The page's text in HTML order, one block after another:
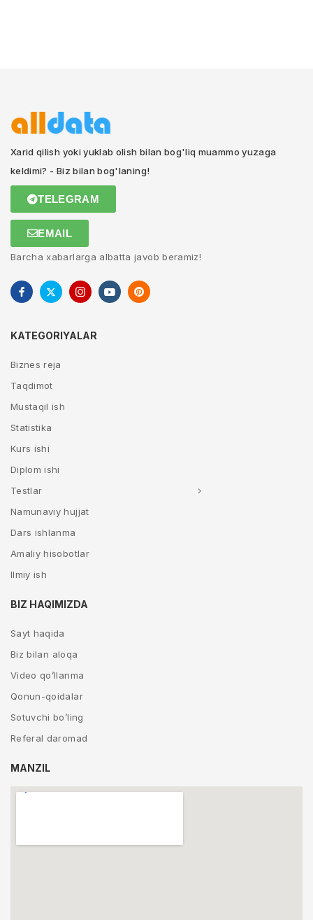
Xarid qilish yoki yuklab olish bilan bog'liq muammo yuzaga
keldimi? - Biz bilan bog'laning!
TELEGRAM
EMAIL
Barcha xabarlarga albatta javob beramiz!
KATEGORIYALAR
Biznes reja
Taqdimot
Mustaqil ish
Statistika
Kurs ishi
Diplom ishi
Testlar
Namunaviy hujjat
Dars ishlanma
Amaliy hisobotlar
Ilmiy ish
BIZ HAQIMIZDA
Sayt haqida
Biz bilan aloqa
Video qo’llanma
Qonun-qoidalar
Sotuvchi bo’ling
Referal daromad
MANZIL